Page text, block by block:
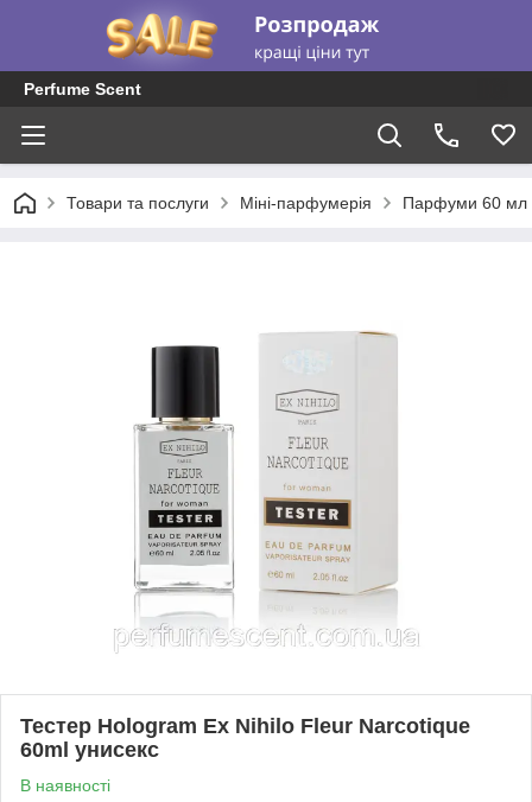
Perfume Scent
Товари та послуги Міні-парфумерія Парфуми 60 мл
Тестер Hologram Ex Nihilo Fleur Narcotique
60ml унисекс
В наявності